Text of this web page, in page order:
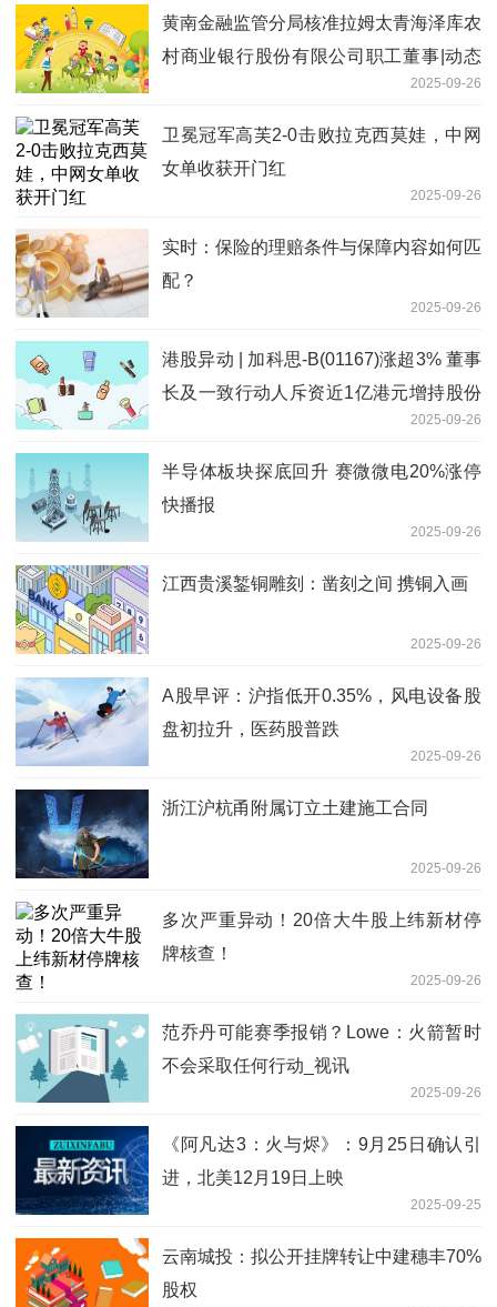
黄南金融监管分局核准拉姆太青海泽库农
村商业银行股份有限公司职工董事|动态
2025-09-26
卫冕冠军高芙2-0击败拉克西莫娃，中网
女单收获开门红
2025-09-26
实时：保险的理赔条件与保障内容如何匹
配？
2025-09-26
港股异动 | 加科思-B(01167)涨超3% 董事
长及一致行动人斥资近1亿港元增持股份
2025-09-26
半导体板块探底回升 赛微微电20%涨停
快播报
2025-09-26
江西贵溪錾铜雕刻：凿刻之间 携铜入画
2025-09-26
A股早评：沪指低开0.35%，风电设备股
盘初拉升，医药股普跌
2025-09-26
浙江沪杭甬附属订立土建施工合同
2025-09-26
多次严重异动！20倍大牛股上纬新材停
牌核查！
2025-09-26
范乔丹可能赛季报销？Lowe：火箭暂时
不会采取任何行动_视讯
2025-09-26
《阿凡达3：火与烬》：9月25日确认引
进，北美12月19日上映
2025-09-25
云南城投：拟公开挂牌转让中建穗丰70%
股权